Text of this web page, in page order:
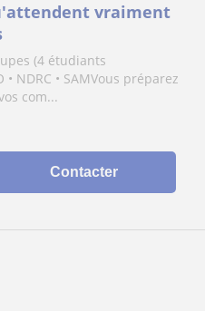
vraiment
(4 étudiants
• NDRC • SAMVous préparez
com...
Contacter